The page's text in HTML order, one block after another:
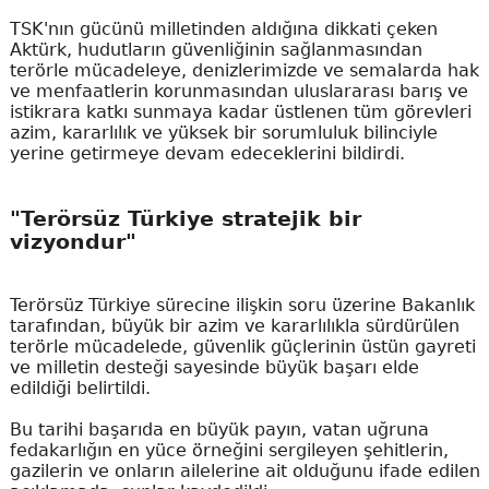
TSK'nın gücünü milletinden aldığına dikkati çeken
Aktürk, hudutların güvenliğinin sağlanmasından
terörle mücadeleye, denizlerimizde ve semalarda hak
ve menfaatlerin korunmasından uluslararası barış ve
istikrara katkı sunmaya kadar üstlenen tüm görevleri
azim, kararlılık ve yüksek bir sorumluluk bilinciyle
yerine getirmeye devam edeceklerini bildirdi.
"Terörsüz Türkiye stratejik bir
vizyondur"
Terörsüz Türkiye sürecine ilişkin soru üzerine Bakanlık
tarafından, büyük bir azim ve kararlılıkla sürdürülen
terörle mücadelede, güvenlik güçlerinin üstün gayreti
ve milletin desteği sayesinde büyük başarı elde
edildiği belirtildi.
Bu tarihi başarıda en büyük payın, vatan uğruna
fedakarlığın en yüce örneğini sergileyen şehitlerin,
gazilerin ve onların ailelerine ait olduğunu ifade edilen